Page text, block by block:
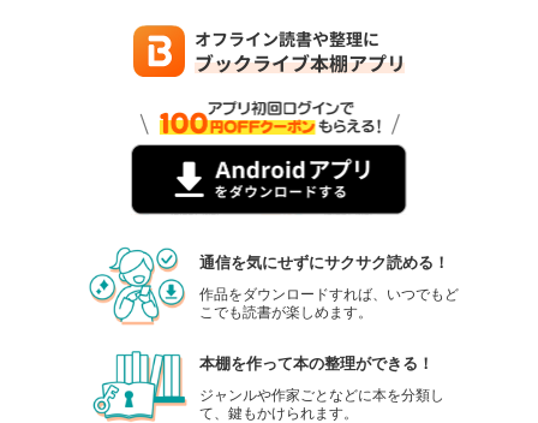
通信を気にせずにサクサク読める！
作品をダウンロードすれば、いつでもど
こでも読書が楽しめます。
本棚を作って本の整理ができる！
ジャンルや作家ごとなどに本を分類し
て、鍵もかけられます。